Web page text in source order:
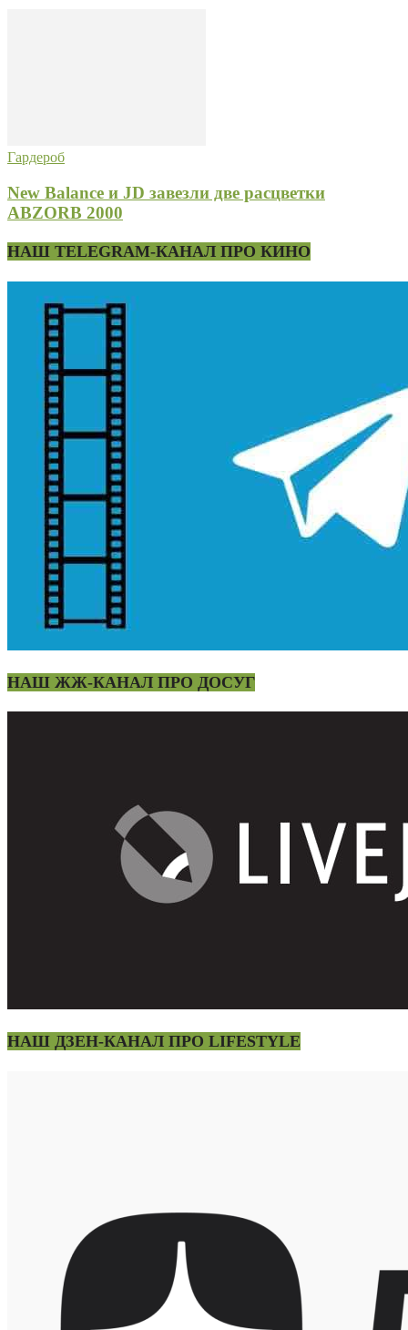
Гардероб
New Balance и JD завезли две расцветки
ABZORB 2000
НАШ TELEGRAM-КАНАЛ ПРО КИНО
НАШ ЖЖ-КАНАЛ ПРО ДОСУГ
НАШ ДЗЕН-КАНАЛ ПРО LIFESTYLE